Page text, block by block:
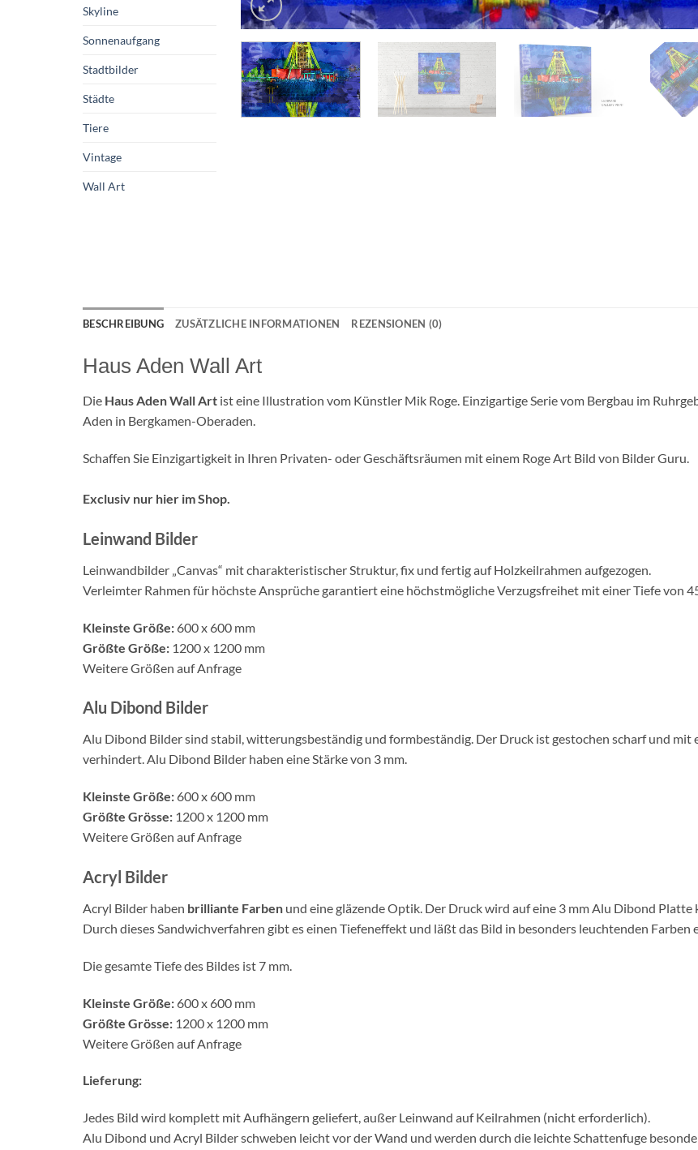
Skyline
Sonnenaufgang
Stadtbilder
Städte
Tiere
Vintage
Wall Art
BESCHREIBUNG ZUSÄTZLICHE INFORMATIONEN REZENSIONEN (0)
Haus Aden Wall Art
Die Haus Aden Wall Art ist eine Illustration vom Künstler Mik Roge. Einzigartige Serie vom Bergbau im
Aden in Bergkamen-Oberaden.
Schaffen Sie Einzigartigkeit in Ihren Privaten- oder Geschäftsräumen mit einem Roge Art Bild von Bilder Guru.
Exclusiv nur hier im Shop.
Leinwand Bilder
Leinwandbilder „Canvas“ mit charakteristischer Struktur, fix und fertig auf Holzkeilrahmen aufgezogen.
Verleimter Rahmen für höchste Ansprüche garantiert eine höchstmögliche Verzugsfreihet mit einer Tiefe von
Kleinste Größe: 600 x 600 mm
Größte Größe: 1200 x 1200 mm
Weitere Größen auf Anfrage
Alu Dibond Bilder
Alu Dibond Bilder sind stabil, witterungsbeständig und formbeständig. Der Druck ist gestochen scharf und mit
verhindert. Alu Dibond Bilder haben eine Stärke von 3 mm.
Kleinste Größe: 600 x 600 mm
Größte Grösse: 1200 x 1200 mm
Weitere Größen auf Anfrage
Acryl Bilder
Acryl Bilder haben brilliante Farben und eine gläzende Optik. Der Druck wird auf eine 3 mm Alu Dibond
Durch dieses Sandwichverfahren gibt es einen Tiefeneffekt und läßt das Bild in besonders leuchtenden Farben
Die gesamte Tiefe des Bildes ist 7 mm.
Kleinste Größe: 600 x 600 mm
Größte Grösse: 1200 x 1200 mm
Weitere Größen auf Anfrage
Lieferung:
Jedes Bild wird komplett mit Aufhängern geliefert, außer Leinwand auf Keilrahmen (nicht erforderlich).
Alu Dibond und Acryl Bilder schweben leicht vor der Wand und werden durch die leichte Schattenfuge